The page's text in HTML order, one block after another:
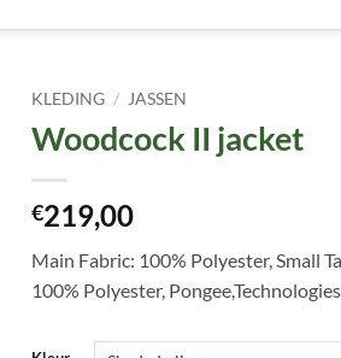
KLEDING / JASSEN
Woodcock II jacket
€219,00
Main Fabric: 100% Polyester, Small
100% Polyester,